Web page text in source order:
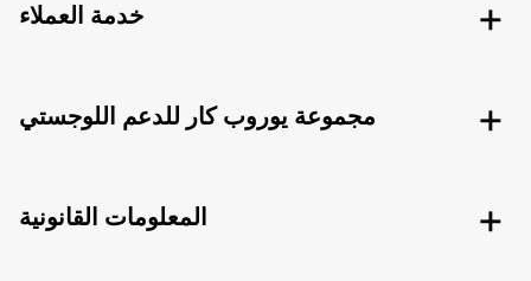
خدمة العملاء
مجموعة يوروب كار للدعم اللوجستي
المعلومات القانونية